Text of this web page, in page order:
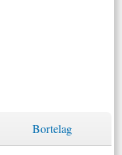
Bortelag